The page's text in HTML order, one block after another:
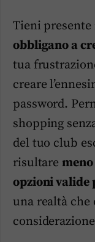
Tieni
obbligano a
tua
creare
password.
shopping
del tuo club
risultare
opzioni valide
una realtà